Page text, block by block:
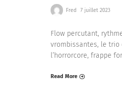
Fred 7 juillet 2023
Flow percutant,
vrombissantes, le
l’horrorcore, frappe
Read More